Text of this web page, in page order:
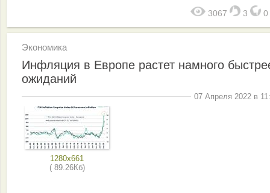
3067 3 0
Экономика
Инфляция в Европе растет намного
ожиданий
07 Апреля 2022 в
1280x661
( 89.26Кб)